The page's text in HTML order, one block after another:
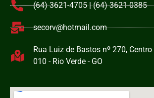
(64) 3621-4705 | (64) 3621-0385
secorv@hotmail.com
Rua Luiz de Bastos nº 270, Centro
010 - Rio Verde - GO